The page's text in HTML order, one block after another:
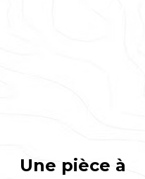
Une pièce à